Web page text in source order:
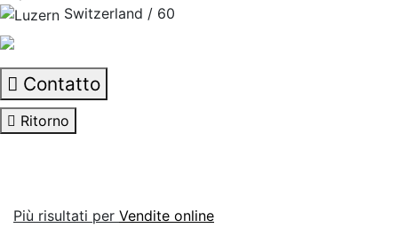
Switzerland / 60
Contatto
Ritorno
Più risultati per Vendite online